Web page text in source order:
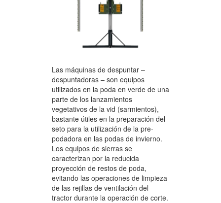
Las máquinas de despuntar –
despuntadoras – son equipos
utilizados en la poda en verde de una
parte de los lanzamientos
vegetativos de la vid (sarmientos),
bastante útiles en la preparación del
seto para la utilización de la pre-
podadora en las podas de invierno.
Los equipos de sierras se
caracterizan por la reducida
proyección de restos de poda,
evitando las operaciones de limpieza
de las rejillas de ventilación del
tractor durante la operación de corte.